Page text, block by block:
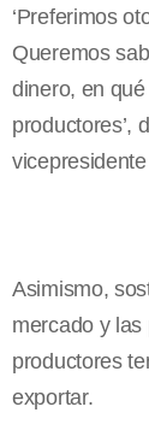
‘Preferimos
Queremos
dinero, en
productores’,
Asimismo,
mercado y
productores
exportar.